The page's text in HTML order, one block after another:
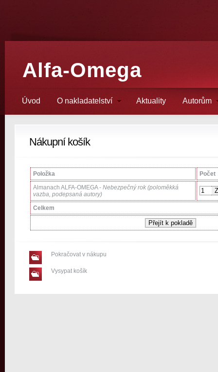
Alfa-Omega
Úvod O nakladatelství Aktuality Autorům
Nákupní košík
Položka
Počet
Almanach ALFA-OMEGA - Nebezpečný rok (poloměkká
vazba, podepsaná autory)
Celkem
Pokračovat v nákupu
Vysypat košík